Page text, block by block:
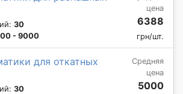
30
- 9000
цена
6388
грн/шт.
для откатных
30
Средняя
цена
5000